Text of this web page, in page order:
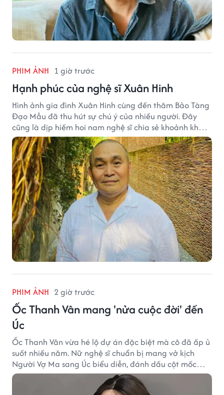
PHIM ẢNH 1 giờ trước
Hạnh phúc của nghệ sĩ Xuân Hinh
Hình ảnh gia đình Xuân Hinh cùng đến thăm Bảo Tàng
Đạo Mẫu đã thu hút sự chú ý của nhiều người. Đây
cũng là dịp hiếm hoi nam nghệ sĩ chia sẻ khoảnh khắc
sum họp bên người thân tại công trình văn hóa tâm
huyết của mình.
PHIM ẢNH 2 giờ trước
Ốc Thanh Vân mang 'nửa cuộc đời' đến
Úc
Ốc Thanh Vân vừa hé lộ dự án đặc biệt mà cô đã ấp ủ
suốt nhiều năm. Nữ nghệ sĩ chuẩn bị mang vở kịch
Người Vợ Ma sang Úc biểu diễn, đánh dấu cột mốc
đáng nhớ trong hành trình làm nghề.